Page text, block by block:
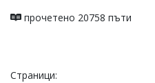
прочетено 20758 пъти
Страници: